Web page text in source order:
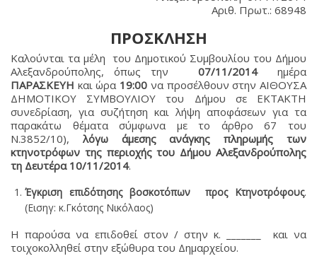
Αριθ. Πρωτ.: 68948
ΠΡΟΣΚΛΗΣΗ
Καλούνται τα μέλη του Δημοτικού Συμβουλίου του Δήμου
Αλεξανδρούπολης, όπως την
07/11/2014ημέρα
ΠΑΡΑΣΚΕΥΗ και ώρα 19:00 να προσέλθουν στην ΑΙΘΟΥΣΑ
ΔΗΜΟΤΙΚΟΥ ΣΥΜΒΟΥΛΙΟΥ του Δήμου σε ΕΚΤΑΚΤΗ
συνεδρίαση, για συζήτηση και λήψη αποφάσεων για τα
παρακάτω θέματα σύμφωνα με το άρθρο 67 του
Ν.3852/10), λόγω άμεσης ανάγκης πληρωμής των
κτηνοτρόφων της περιοχής του Δήμου Αλεξανδρούπολης
τη Δευτέρα 10/11/2014.
Έγκριση επιδότησης βοσκοτόπων προς Κτηνοτρόφους.
(Εισηγ: κ.Γκότσης Νικόλαος)
Η παρούσα να επιδοθεί στον / στην κ. _______ και να
τοιχοκολληθεί στην εξώθυρα του Δημαρχείου.